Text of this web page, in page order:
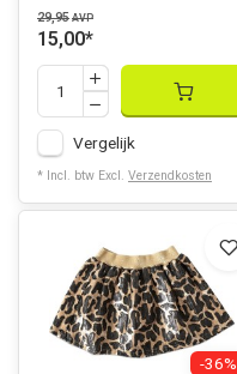
29,95 AVP
15,00*
Vergelijk
* Incl. btw Excl. Verzendkosten
-36%